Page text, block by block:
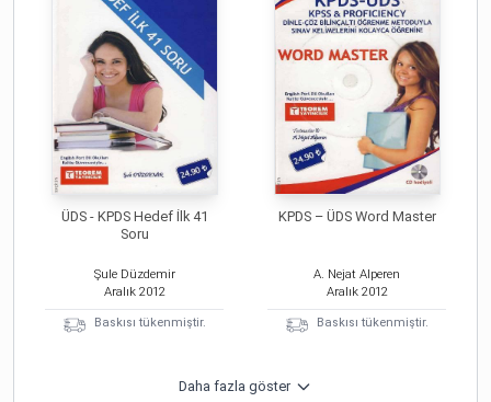
ÜDS - KPDS Hedef İlk 41
Soru
Şule Düzdemir
Aralık 2012
Baskısı tükenmiştir.
KPDS – ÜDS Word Master
A. Nejat Alperen
Aralık 2012
Baskısı tükenmiştir.
Daha fazla göster